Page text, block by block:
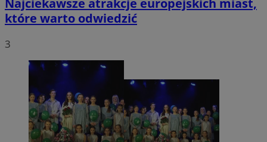
które warto odwiedzić
3